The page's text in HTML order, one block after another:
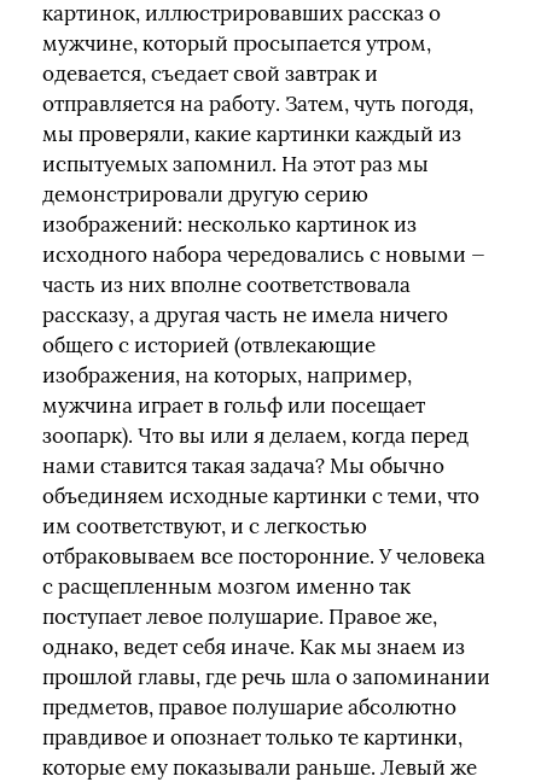
картинок, иллюстрировавших рассказ о
мужчине, который просыпается утром,
одевается, съедает свой завтрак и
отправляется на работу. Затем, чуть погодя,
мы проверяли, какие картинки каждый из
испытуемых запомнил. На этот раз мы
демонстрировали другую серию
изображений: несколько картинок из
исходного набора чередовались с новыми —
часть из них вполне соответствовала
рассказу, а другая часть не имела ничего
общего с историей (отвлекающие
изображения, на которых, например,
мужчина играет в гольф или посещает
зоопарк). Что вы или я делаем, когда перед
нами ставится такая задача? Мы обычно
объединяем исходные картинки с теми, что
им соответствуют, и с легкостью
отбраковываем все посторонние. У человека
с расщепленным мозгом именно так
поступает левое полушарие. Правое же,
однако, ведет себя иначе. Как мы знаем из
прошлой главы, где речь шла о запоминании
предметов, правое полушарие абсолютно
правдивое и опознает только те картинки,
которые ему показывали раньше. Левый же